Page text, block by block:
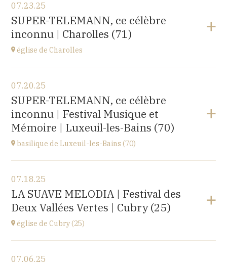
collégiale Saint-Pierre,
rue du docteur Lucante, 32480 La Romieu
at19H00
Buy your tickets
07.23.25
SUPER-TELEMANN, ce célèbre
inconnu | Charolles (71)
église de Charolles
église du Sacré-Coeur,
8 Place de l'Église, 71120 Charolles
at11H
Go to site
07.20.25
SUPER-TELEMANN, ce célèbre
inconnu | Festival Musique et
Mémoire | Luxeuil-les-Bains (70)
basilique de Luxeuil-les-Bains (70)
Basilique Saint Pierre,
place de l'Abbaye, 70300 Luxeuil-les-Bains
at21H00
Buy your tickets
07.18.25
LA SUAVE MELODIA | Festival des
Deux Vallées Vertes | Cubry (25)
église de Cubry (25)
07.06.25